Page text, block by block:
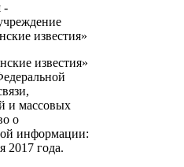
-
известия»
известия»
и массовых
о
информации:
года.